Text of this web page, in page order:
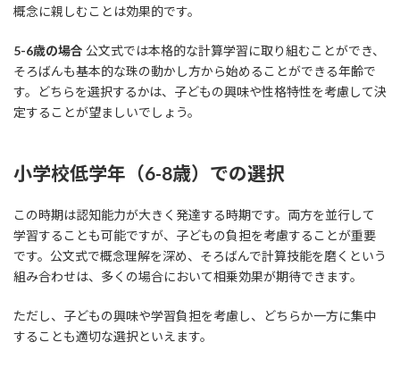
概念に親しむことは効果的です。
5-6歳の場合 公文式では本格的な計算学習に取り組むことができ、
そろばんも基本的な珠の動かし方から始めることができる年齢で
す。どちらを選択するかは、子どもの興味や性格特性を考慮して決
定することが望ましいでしょう。
小学校低学年（6-8歳）での選択
この時期は認知能力が大きく発達する時期です。両方を並行して
学習することも可能ですが、子どもの負担を考慮することが重要
です。公文式で概念理解を深め、そろばんで計算技能を磨くという
組み合わせは、多くの場合において相乗効果が期待できます。
ただし、子どもの興味や学習負担を考慮し、どちらか一方に集中
することも適切な選択といえます。